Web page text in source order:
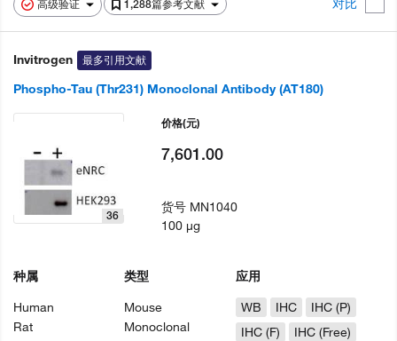
高级验证 1,288篇参考文献 对比
Invitrogen 最多引用文献
Phospho-Tau (Thr231) Monoclonal Antibody (AT180)
36
种属
Human
Rat
类型
Mouse
Monoclonal
应用
WB
IHC
IHC (P)
IHC (F)
IHC (Free)
价格(元)
7,601.00
货号 MN1040
100 µg